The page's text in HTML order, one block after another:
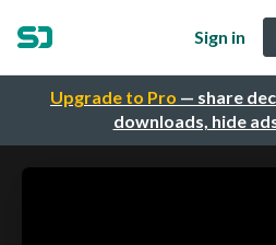
Upgrade to Pro — share
downloads, hide
Sign in